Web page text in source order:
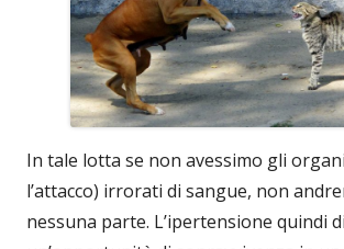
In tale lotta se non avessimo gli
l’attacco) irrorati di sangue, non
nessuna parte. L’ipertensione quindi